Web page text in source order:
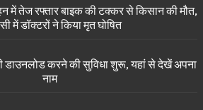
तेज रफ्तार बाइक की टक्कर से किसान की मौत,
में डॉक्टरों ने किया मृत घोषित
डाउनलोड करने की सुविधा शुरू, यहां से देखें अपना
नाम